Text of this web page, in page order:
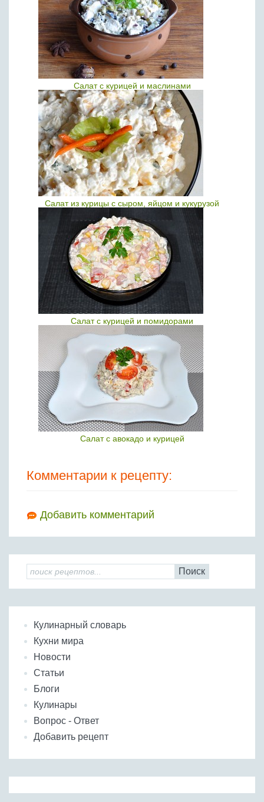
Салат с курицей и маслинами
Салат из курицы с сыром, яйцом и кукурузой
Салат с курицей и помидорами
Салат с авокадо и курицей
Комментарии к рецепту:
Добавить комментарий
Поиск
Кулинарный словарь
Кухни мира
Новости
Статьи
Блоги
Кулинары
Вопрос - Ответ
Добавить рецепт